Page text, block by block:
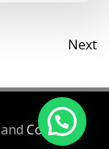
las
Next
Colibri